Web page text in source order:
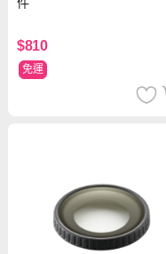
$810
免運